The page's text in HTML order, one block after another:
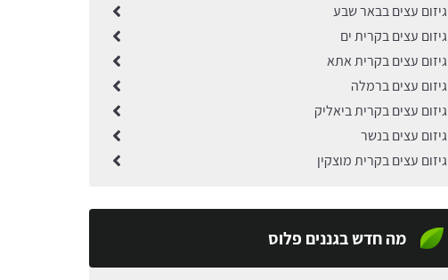
גיזום עצים בבאר שבע
גיזום עצים בקרית ים
גיזום עצים בקרית אתא
גיזום עצים ברמלה
גיזום עצים בקרית ביאליק
גיזום עצים בנשר
גיזום עצים בקרית מוצקין
מה חדש בגננים פלוס